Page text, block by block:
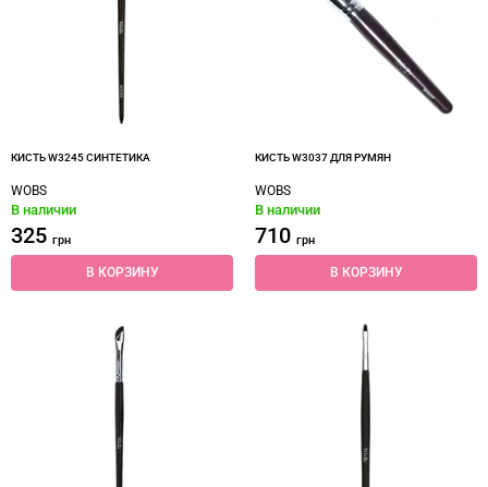
КИСТЬ W3245 СИНТЕТИКА
WOBS
В наличии
325 грн
В КОРЗИНУ
КИСТЬ W3037 ДЛЯ РУМЯН
WOBS
В наличии
710 грн
В КОРЗИНУ